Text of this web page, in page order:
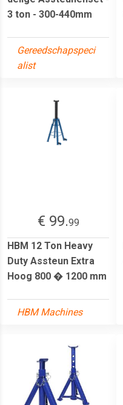
3 ton - 300-440mm
Gereedschapspeci
alist
€ 99.99
HBM 12 Ton Heavy
Duty Assteun Extra
Hoog 800 � 1200 mm
HBM Machines